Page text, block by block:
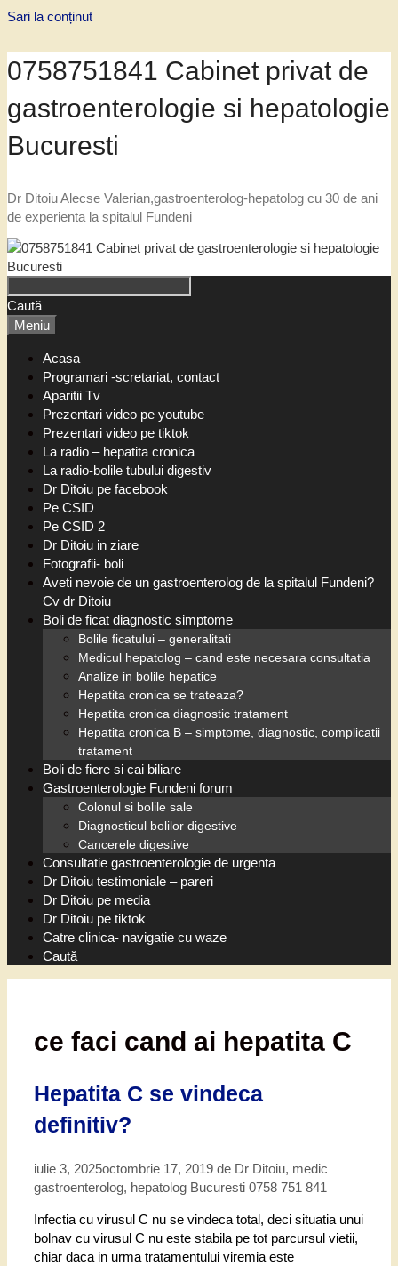
Sari la conținut
0758751841 Cabinet privat de
gastroenterologie si hepatologie
Bucuresti
Dr Ditoiu Alecse Valerian,gastroenterolog-hepatolog cu 30 de ani
de experienta la spitalul Fundeni
Caută
Meniu
Acasa
Programari -scretariat, contact
Aparitii Tv
Prezentari video pe youtube
Prezentari video pe tiktok
La radio – hepatita cronica
La radio-bolile tubului digestiv
Dr Ditoiu pe facebook
Pe CSID
Pe CSID 2
Dr Ditoiu in ziare
Fotografii- boli
Aveti nevoie de un gastroenterolog de la spitalul Fundeni?
Cv dr Ditoiu
Boli de ficat diagnostic simptome
Bolile ficatului – generalitati
Medicul hepatolog – cand este necesara consultatia
Analize in bolile hepatice
Hepatita cronica se trateaza?
Hepatita cronica diagnostic tratament
Hepatita cronica B – simptome, diagnostic, complicatii
tratament
Boli de fiere si cai biliare
Gastroenterologie Fundeni forum
Colonul si bolile sale
Diagnosticul bolilor digestive
Cancerele digestive
Consultatie gastroenterologie de urgenta
Dr Ditoiu testimoniale – pareri
Dr Ditoiu pe media
Dr Ditoiu pe tiktok
Catre clinica- navigatie cu waze
Caută
ce faci cand ai hepatita C
Hepatita C se vindeca
definitiv?
iulie 3, 2025octombrie 17, 2019 de Dr Ditoiu, medic
gastroenterolog, hepatolog Bucuresti 0758 751 841
Infectia cu virusul C nu se vindeca total, deci situatia unui
bolnav cu virusul C nu este stabila pe tot parcursul vietii,
chiar daca in urma tratamentului viremia este